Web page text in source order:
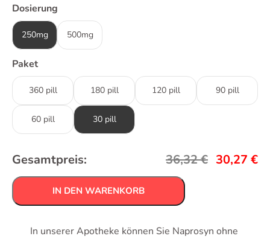
Dosierung
250mg 500mg
Paket
360 pill 180 pill 120 pill 90 pill
60 pill 30 pill
Gesamtpreis: 36,32€ 30,27 €
IN DEN WARENKORB
In unserer Apotheke können Sie Naprosyn ohne